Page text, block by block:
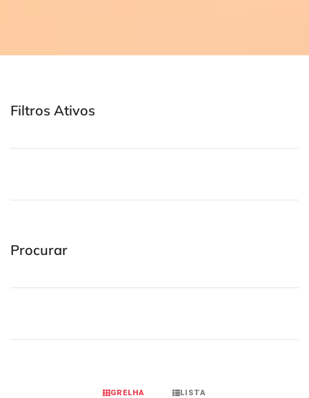
Filtros Ativos
Procurar
GRELHA LISTA